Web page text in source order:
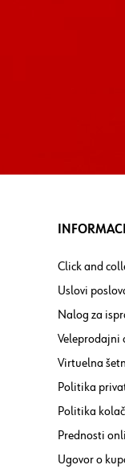
Click and
Uslovi
Nalog za
Veleprodajni
Virtuelna
Politika
Politika
Prednosti
Ugovor o